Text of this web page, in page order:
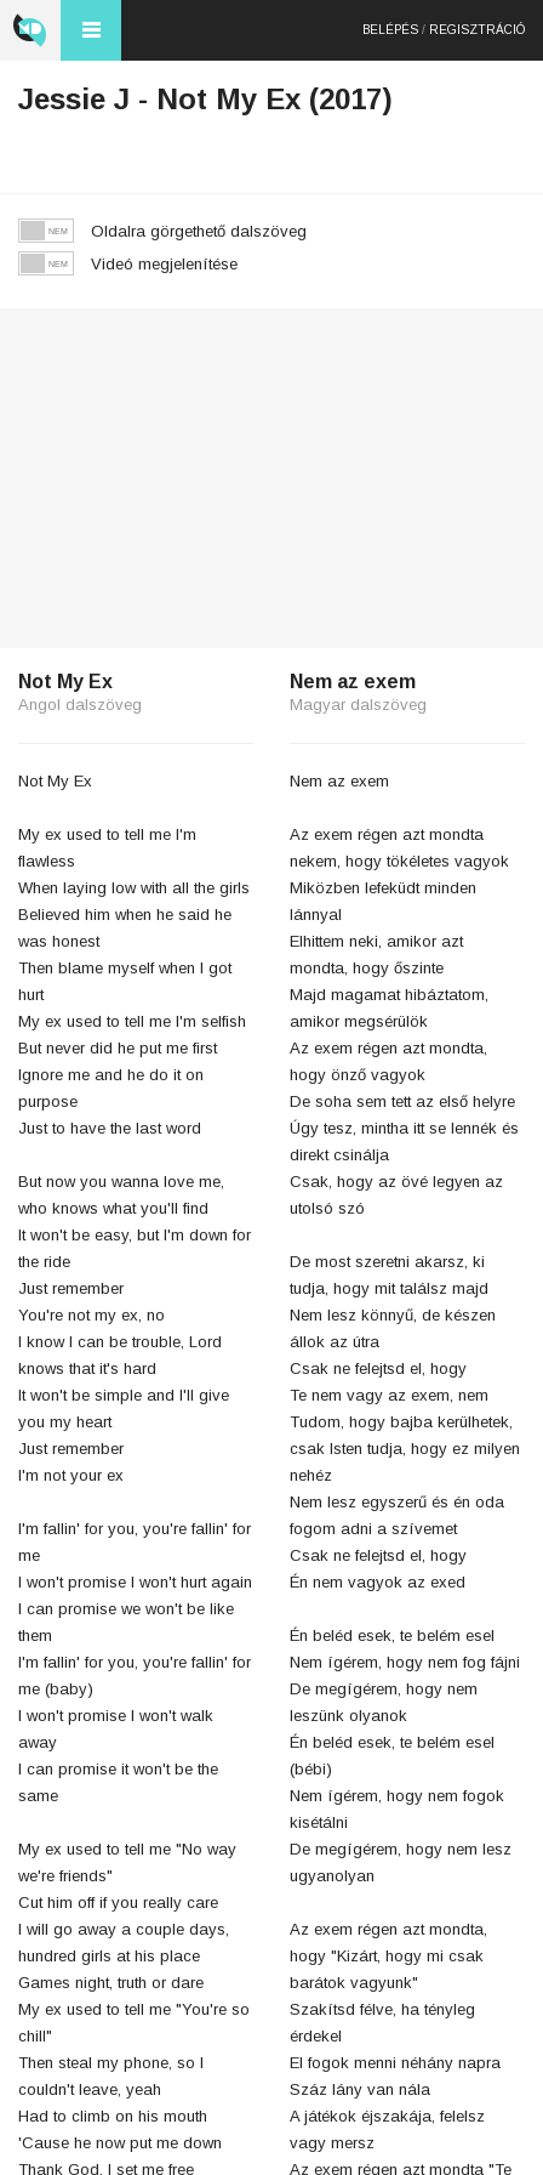
BELÉPÉS / REGISZTRÁCIÓ
Jessie J - Not My Ex (2017)
Oldalra görgethető dalszöveg
Videó megjelenítése
Not My Ex
Angol dalszöveg
Not My Ex
My ex used to tell me I'm
flawless
When laying low with all the girls
Believed him when he said he
was honest
Then blame myself when I got
hurt
My ex used to tell me I'm selfish
But never did he put me first
Ignore me and he do it on
purpose
Just to have the last word
But now you wanna love me,
who knows what you'll find
It won't be easy, but I'm down for
the ride
Just remember
You're not my ex, no
I know I can be trouble, Lord
knows that it's hard
It won't be simple and I'll give
you my heart
Just remember
I'm not your ex
I'm fallin' for you, you're fallin' for
me
I won't promise I won't hurt again
I can promise we won't be like
them
I'm fallin' for you, you're fallin' for
me (baby)
I won't promise I won't walk
away
I can promise it won't be the
same
My ex used to tell me "No way
we're friends"
Cut him off if you really care
I will go away a couple days,
hundred girls at his place
Games night, truth or dare
My ex used to tell me "You're so
chill"
Then steal my phone, so I
couldn't leave, yeah
Had to climb on his mouth
'Cause he now put me down
Thank God, I set me free
Nem az exem
Magyar dalszöveg
Nem az exem
Az exem régen azt mondta
nekem, hogy tökéletes vagyok
Miközben lefeküdt minden
lánnyal
Elhittem neki, amikor azt
mondta, hogy őszinte
Majd magamat hibáztatom,
amikor megsérülök
Az exem régen azt mondta,
hogy önző vagyok
De soha sem tett az első helyre
Úgy tesz, mintha itt se lennék és
direkt csinálja
Csak, hogy az övé legyen az
utolsó szó
De most szeretni akarsz, ki
tudja, hogy mit találsz majd
Nem lesz könnyű, de készen
állok az útra
Csak ne felejtsd el, hogy
Te nem vagy az exem, nem
Tudom, hogy bajba kerülhetek,
csak Isten tudja, hogy ez milyen
nehéz
Nem lesz egyszerű és én oda
fogom adni a szívemet
Csak ne felejtsd el, hogy
Én nem vagyok az exed
Én beléd esek, te belém esel
Nem ígérem, hogy nem fog fájni
De megígérem, hogy nem
leszünk olyanok
Én beléd esek, te belém esel
(bébi)
Nem ígérem, hogy nem fogok
kisétálni
De megígérem, hogy nem lesz
ugyanolyan
Az exem régen azt mondta,
hogy "Kizárt, hogy mi csak
barátok vagyunk"
Szakítsd félve, ha tényleg
érdekel
El fogok menni néhány napra
Száz lány van nála
A játékok éjszakája, felelsz
vagy mersz
Az exem régen azt mondta "Te